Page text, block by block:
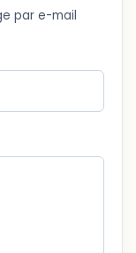
par e-mail